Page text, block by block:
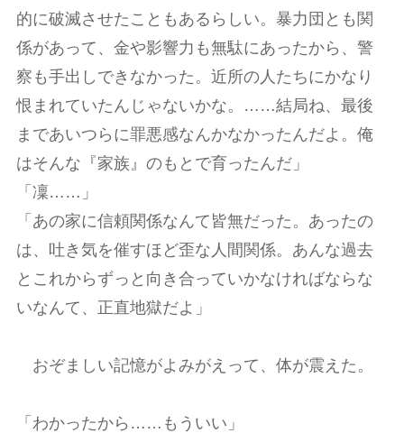
的に破滅させたこともあるらしい。暴力団とも関
係があって、金や影響力も無駄にあったから、警
察も手出しできなかった。近所の人たちにかなり
恨まれていたんじゃないかな。……結局ね、最後
まであいつらに罪悪感なんかなかったんだよ。俺
はそんな『家族』のもとで育ったんだ」
「凜……」
「あの家に信頼関係なんて皆無だった。あったの
は、吐き気を催すほど歪な人間関係。あんな過去
とこれからずっと向き合っていかなければならな
いなんて、正直地獄だよ」
おぞましい記憶がよみがえって、体が震えた。
「わかったから……もういい」